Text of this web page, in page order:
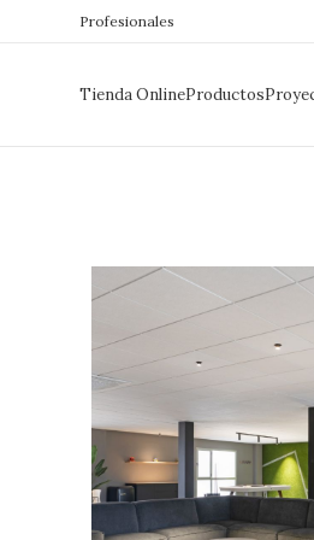
Profesionales
Tienda OnlineProductos